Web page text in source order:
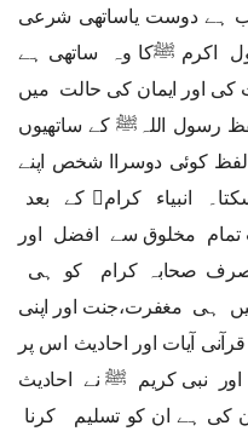
دوست یاساتھی شرعی
اکرم ﷺکا وہ ساتھی ہے
کی اور ایمان کی حالت میں
رسول اللہﷺ کے ساتھیوں
کوئی دوسراا شخص اپنے
انبیاء کرام﷩ کے بعد
مخلوق سے افضل اور
صحابہ کرام کو ہی
ہی مغفرت،جنت اور اپنی
آیات اور احادیث اس پر
نبی کریم ﷺ نے احادیث
کی ہے ان کو تسلیم کرنا